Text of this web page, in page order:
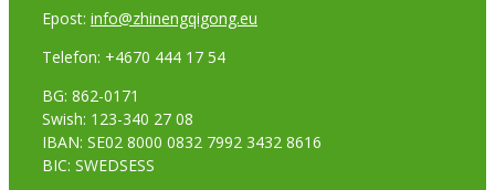
Epost: info@zhinengqigong.eu
Telefon: +4670 444 17 54
BG: 862-0171
Swish: 123-340 27 08
IBAN: SE02 8000 0832 7992 3432 8616
BIC: SWEDSESS